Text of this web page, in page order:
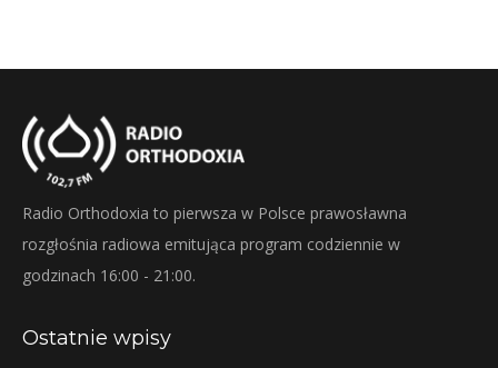
Radio Orthodoxia to pierwsza w Polsce prawosławna
rozgłośnia radiowa emitująca program codziennie w
godzinach 16:00 - 21:00.
Ostatnie wpisy